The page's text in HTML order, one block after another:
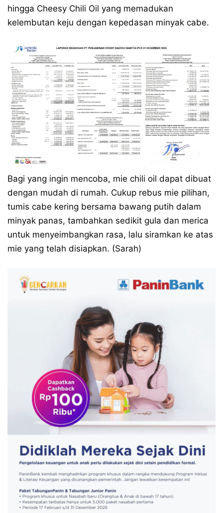
hingga Cheesy Chili Oil yang memadukan
kelembutan keju dengan kepedasan minyak cabe.
Bagi yang ingin mencoba, mie chili oil dapat dibuat
dengan mudah di rumah. Cukup rebus mie pilihan,
tumis cabe kering bersama bawang putih dalam
minyak panas, tambahkan sedikit gula dan merica
untuk menyeimbangkan rasa, lalu siramkan ke atas
mie yang telah disiapkan. (Sarah)